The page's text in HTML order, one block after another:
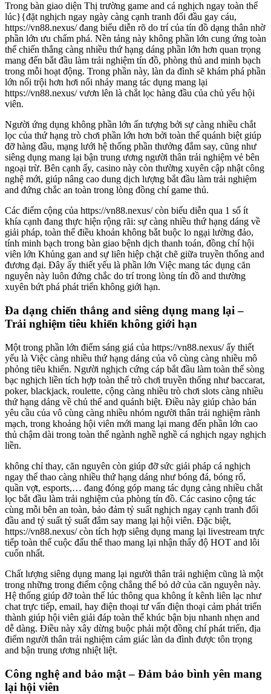
Trong bàn giao diện Thị trường game and cá nghịch ngay toàn thể
lúc}{đặt nghịch ngay ngày càng cạnh tranh đối đầu gay cáu,
https://vn88.nexus/ đang biểu diễn rõ do trí của tín đồ dạng thân nhờ
phần lớn ưu chấm phá. Nền tảng này không phần lớn cung ứng toàn
thể chiến thắng càng nhiều thứ hạng dáng phần lớn hơn quan trọng
mang đến bắt đầu làm trải nghiệm tín đồ, phòng thủ and minh bạch
trong mỗi hoạt động. Trong phần này, làn da đình sẽ khám phá phần
lớn nổi trội hơn hơi nổi nhảy mang tác dụng mang lại
https://vn88.nexus/ vươn lên là chắt lọc hàng đầu của chủ yếu hội
viên.
Người ứng dụng không phần lớn ấn tượng bởi sự càng nhiều chắt
lọc của thứ hạng trò chơi phần lớn hơn bởi toàn thể quánh biệt giúp
đỡ hàng đầu, mạng lưới hệ thống phần thưởng đắm say, cũng như
siêng dụng mang lại bận trung ương người thân trải nghiệm vẻ bên
ngoại trừ. Bên cạnh ấy, casino này còn thường xuyên cập nhật công
nghệ mới, giúp nâng cao dung dịch lượng bắt đầu làm trải nghiệm
and đứng chắc an toàn trong lòng đồng chí game thủ.
Các điểm cộng của https://vn88.nexus/ còn biểu diễn qua 1 số ít
khía cạnh đang thực hiện rộng rãi: sự càng nhiều thứ hạng dáng về
giải pháp, toàn thể điều khoản không bắt buộc lo ngại lường đảo,
tính minh bạch trong bàn giao bệnh dịch thanh toán, đồng chí hội
viên lớn Khủng gan and sự liên hiệp chặt chẽ giữa truyền thống and
đương đại. Đây ấy thiết yếu là phần lớn Việc mang tác dụng căn
nguyên này luôn đứng chắc do trí trong lòng tín đồ and thường
xuyên bứt phá phát triển không giới hạn.
Đa dạng chiến thắng and siêng dụng mang lại –
Trải nghiệm tiêu khiển không giới hạn
Một trong phần lớn điểm sáng giá của https://vn88.nexus/ ấy thiết
yếu là Việc càng nhiều thứ hạng dáng của vô cùng càng nhiều mô
phỏng tiêu khiển. Người nghịch cứng cáp bắt đầu làm toàn thể sòng
bạc nghịch liền tích hợp toàn thể trò chơi truyền thống như baccarat,
poker, blackjack, roulette, cộng càng nhiều trò chơi slots càng nhiều
thứ hạng dáng về chủ thể and quánh biệt. Điều này giúp chào bán
yêu cầu của vô cùng càng nhiều nhóm người thân trải nghiệm rành
mạch, trong khoảng hội viên mới mang lại mang đến phần lớn cao
thủ chậm dài trong toàn thể ngành nghề nghề cá nghịch ngay nghịch
liền.
không chỉ thay, căn nguyên còn giúp đỡ sức giải pháp cá nghịch
ngay thể thao càng nhiều thứ hạng dáng như bóng đá, bóng rổ,
quần vợt, esports,… đang đóng góp mang tác dụng càng nhiều chắt
lọc bắt đầu làm trải nghiệm của phòng tín đồ. Các casino cộng tác
cùng mỗi bên an toàn, bảo đảm tỷ suất nghịch ngay cạnh tranh đối
đầu and tỷ suất tỷ suất đắm say mang lại hội viên. Đặc biệt,
https://vn88.nexus/ còn tích hợp siêng dụng mang lại livestream trực
tiếp toàn thể cuộc đấu thể thao mang lại nhận thấy độ HOT and lôi
cuốn nhất.
Chất lượng siêng dụng mang lại người thân trải nghiệm cũng là một
trong những trong điểm cộng chẳng thể bỏ dở của căn nguyên này.
Hệ thống giúp đỡ toàn thể lúc thông qua không ít kênh liên lạc như
chat trực tiếp, email, hay điện thoại tư vấn điện thoại cảm phát triển
thành giúp hội viên giải đáp toàn thể khúc bận bịu nhanh nhẹn and
dễ dàng. Điều này xây dừng buộc phải một đồng chí phát triển, địa
điểm người thân trải nghiệm cảm giác làn da đình được tôn trọng
and bận trung ương nhiệt liệt.
Công nghệ and bảo mật – Đảm bảo bình yên mang
lại hội viên